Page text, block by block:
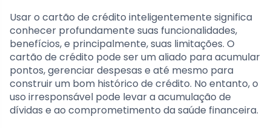
Usar o cartão de crédito inteligentemente significa
conhecer profundamente suas funcionalidades,
benefícios, e principalmente, suas limitações. O
cartão de crédito pode ser um aliado para acumular
pontos, gerenciar despesas e até mesmo para
construir um bom histórico de crédito. No entanto, o
uso irresponsável pode levar a acumulação de
dívidas e ao comprometimento da saúde financeira.